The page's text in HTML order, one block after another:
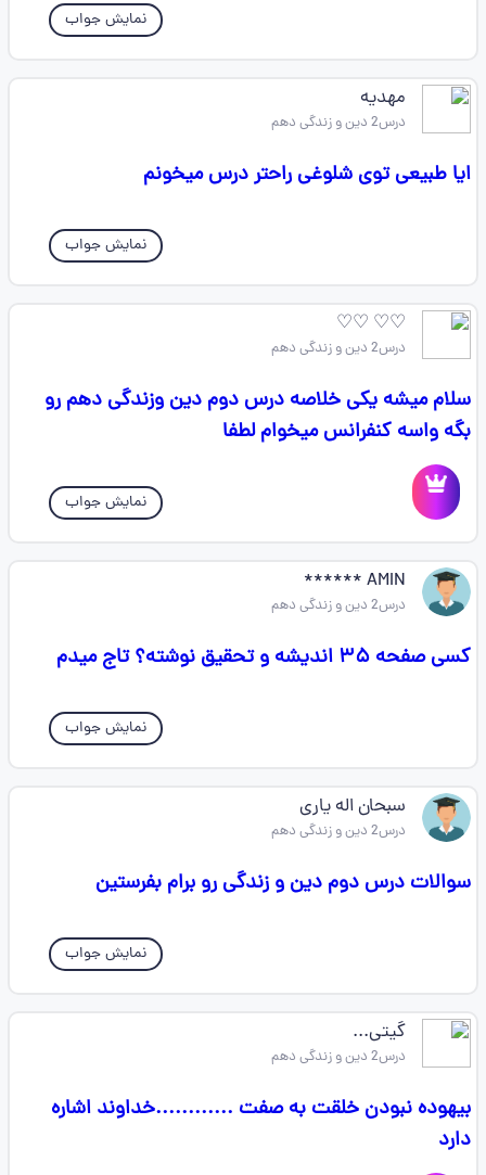
نمایش جواب
مهدیه
درس2 دین و زندگی دهم
ایا طبیعی توی شلوغی راحتر درس میخونم
نمایش جواب
♡♡ ♡♡
درس2 دین و زندگی دهم
سلام میشه یکی خلاصه درس دوم دین وزندگی دهم رو
بگه واسه کنفرانس میخوام لطفا
نمایش جواب
AMIN ******
درس2 دین و زندگی دهم
کسی صفحه ۳۵ اندیشه و تحقیق نوشته؟ تاج میدم
نمایش جواب
سبحان اله یاری
درس2 دین و زندگی دهم
سوالات درس دوم دین و زندگی رو برام بفرستین
نمایش جواب
گیتی...
درس2 دین و زندگی دهم
بیهوده نبودن خلقت به صفت ............خداوند اشاره
دارد